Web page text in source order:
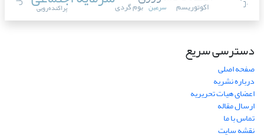
اکوتوریسم بوم گردی پراکنده‌رویی سرعین
دسترسی سریع
صفحه اصلی
درباره نشریه
اعضای هیات تحریریه
ارسال مقاله
تماس با ما
نقشه سایت